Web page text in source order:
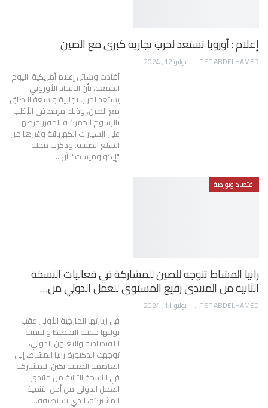
إعلام : أوروبا تستعد لحرب تجارية كبرى مع الصين
AWATEF ABDELHAMED يوليو 12, 2024
أفادت وسائل إعلام أمريكية، اليوم
الجمعة، بأن الاتحاد الأوروبي
يستعد لحرب تجارية واسعة النطاق
مع الصين، وذلك مرتبط في الأغلب
بالرسوم الجمركية المقرر فرضها
على السيارات الكهربائية وغيرها من
السلع الصينية. وذكرت مجلة
"إيكونوميست"، أن…
اقتصاد وبورصة
رانيا المشاط تتوجه للصين للمشاركة في فعاليات النسخة
الثانية من المنتدى رفيع المستوى للعمل الدولي من…
AWATEF ABDELHAMED يوليو 11, 2024
في زيارتها الخارجية الأولى عقب
توليها حقيبة التخطيط والتنمية
الاقتصادية والتعاون الدولي،
توجهت الدكتورة رانيا المشاط، إلى
العاصمة الصينية بكين، للمشاركة
في النسخة الثانية من منتدى
العمل الدولي من أجل التنمية
المشتركة، الذي تستضيفة…